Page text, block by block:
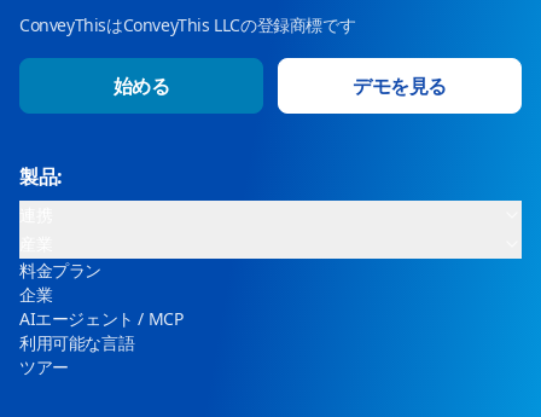
ConveyThisはConveyThis LLCの登録商標です
始める デモを見る
製品:
料金プラン
企業
AIエージェント / MCP
利用可能な言語
ツアー